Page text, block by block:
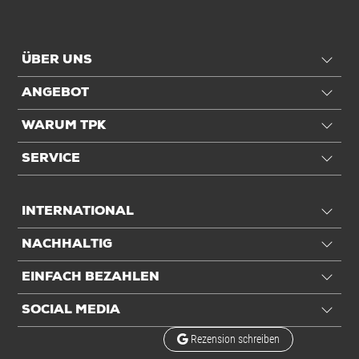
Einheiten
Einheiten
Alle Angaben ohne Gewähr, Druckfehler vorbehalten.
ÜBER UNS
ANGEBOT
WARUM TPK
SERVICE
INTERNATIONAL
NACHHALTIG
EINFACH BEZAHLEN
SOCIAL MEDIA
Rezension schreiben